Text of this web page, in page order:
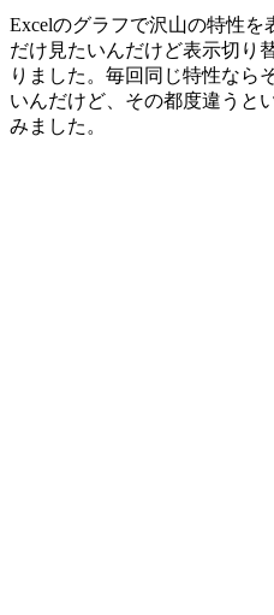
Excelのグラフで沢山の特性
だけ見たいんだけど表示切り
りました。毎回同じ特性なら
いんだけど、その都度違うと
みました。